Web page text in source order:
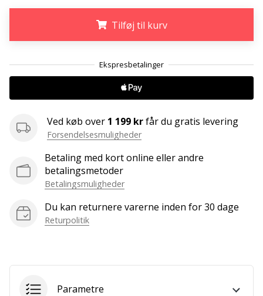
Bliv
Handball
hobby
som
lad
sammen.
Tilføj til kurv
Ved køb over 1 199 krfår du gratis levering
Forsendelsesmuligheder
Betaling med kort online eller andre
betalingsmetoder
Betalingsmuligheder
Du kan returnere varerne inden for 30 dage
Returpolitik
Parametre